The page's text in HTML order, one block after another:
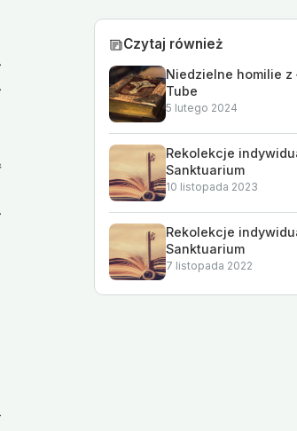
Czytaj również
Niedzielne homilie z
Tube
5 lutego 2024
Rekolekcje
Sanktuarium
10 listopada 2023
Rekolekcje
Sanktuarium
7 listopada 2022